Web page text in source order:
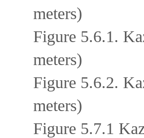
meters)
Figure 5.6.1.
meters)
Figure 5.6.2.
meters)
Figure 5.7.1